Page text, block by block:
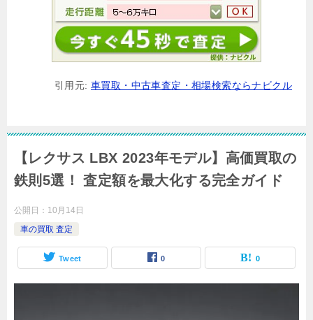
引用元: 車買取・中古車査定・相場検索ならナビクル
【レクサス LBX 2023年モデル】高価買取の
鉄則5選！ 査定額を最大化する完全ガイド
公開日： 10月14日
車の買取 査定
Tweet 0 0